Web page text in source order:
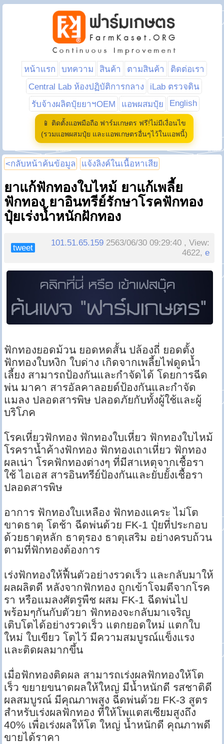
หน้าแรก บทความ สินค้า ตามสินค้า
ติดต่อเรา
Central Lab ห้องปฏิบัติการกลาง
iLab ตรวจดิน
รับจ้างผลิตปุ๋ยยาฯOEM
แอพผสมปุ๋ย English
📱 ติดตั้งแอพมือถือ ฟาร์มเกษตร ฟรี!ไม่มีเงื่อนไข
(รวมแอพผสมปุ๋ย และแอพเกษตรอื่นๆไว้ในแอพนี้)
<กลับหน้าค้นข้อมูล แจ้งลิงค์ในเนื้อหาเสีย
ยาแก้ฟักทองใบไหม้ ยาแก้เพลี้ย
ฟักทอง ยาอินทรีย์รักษาโรคฟักทอง
ปุ๋ยเร่งน้ำหนักฝักทอง
tweet
101.51.65.159 2563/06/30 09:29:40 , View:
4622,e
ฟักทองยอดม้วน ยอดหดสั้น ปล้องถี่ ยอดตั้ง
ฟักทองใบหงิก ใบด่าง เกิดจากเพลี้ยไฟดูดน้ำ
เลี้ยง สามารถป้องกันและกำจัดได้ โดยการฉีด
พ่น มาคา สารอัลคาลอยด์ป้องกันและกำจัด
แมลง ปลอดสารพิษ ปลอดภัยกับทั้งผู้ใช้และผู้
บริโภค
โรคเหี่ยวฟักทอง ฟักทองใบเหี่ยว ฟักทองใบไหม้
โรคราน้ำค้างฟักทอง ฟักทองเถาเหี่ยว ฟักทอง
ผลเน่า โรคฟักทองต่างๆ ที่มีสาเหตุจากเชื้อรา
ใช้ ไอเอส สารอินทรีย์ป้องกันและยับยั้งเชื้อรา
ปลอดสารพิษ
อาการ ฟักทองใบเหลือง ฟักทองแคระ ไม่โต
ขาดธาตุ โตช้า ฉีดพ่นด้วย FK-1 ปุ๋ยที่ประกอบ
ด้วยธาตุหลัก ธาตุรอง ธาตุเสริม อย่างครบถ้วน
ตามที่ฟักทองต้องการ
เร่งฟักทองให้ฟื้นตัวอย่างรวดเร็ว และกลับมาให้
ผลผลิตดี หลังจากฟักทอง ถูกเข้าโจมตีจากโรค
รา หรือแมลงศัตรูพืช ผสม FK-1 ฉีดพ่นไป
พร้อมๆกันกับตัวยา ฟักทองจะกลับมาเจริญ
เติบโตได้อย่างรวดเร็ว แตกยอดใหม่ แตกใบ
ใหม่ ใบเขียว โตไว้ มีความสมบูรณ์แข็งแรง
และติดผลมากขึ้น
เมื่อฟักทองติดผล สามารถเร่งผลฟักทองให้โต
เร็ว ขยายขนาดผลให้ใหญ่ มีน้ำหนักดี รสชาติดี
ผลสมบูรณ์ มีคุณภาพสูง ฉีดพ่นด้วย FK-3 สูตร
สำหรับเร่งผลฟักทอง ที่ให้โพแตสเซียมสูงถึง
40% เพื่อเร่งผลให้โต ใหญ่ น้ำหนักดี คุณภาพดี
ขายได้ราคา